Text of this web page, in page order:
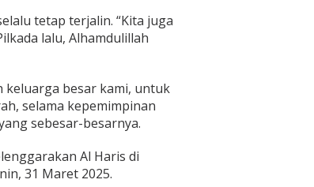
tetap terjalin. “Kita juga
lalu, Alhamdulillah
keluarga besar kami, untuk
selama kepemimpinan
sebesar-besarnya.
Al Haris di
31 Maret 2025.